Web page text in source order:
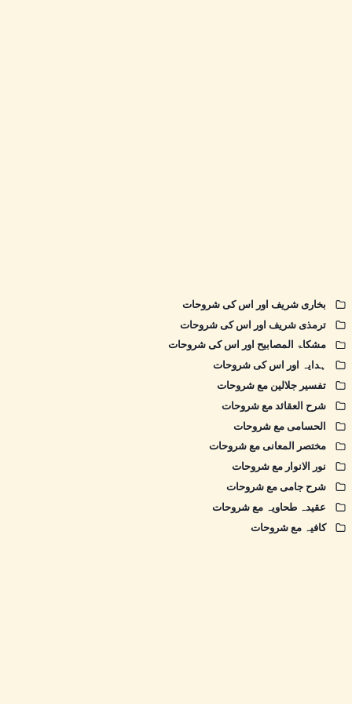
بخاری شریف اور اس کی شروحات
ترمذی شریف اور اس کی شروحات
مشکاۃ المصابیح اور اس کی شروحات
ہدایہ اور اس کی شروحات
تفسیر جلالین مع شروحات
شرح العقائد مع شروحات
الحسامی مع شروحات
مختصر المعانی مع شروحات
نور الانوار مع شروحات
شرح جامی مع شروحات
عقیدہ طحاویہ مع شروحات
کافیہ مع شروحات